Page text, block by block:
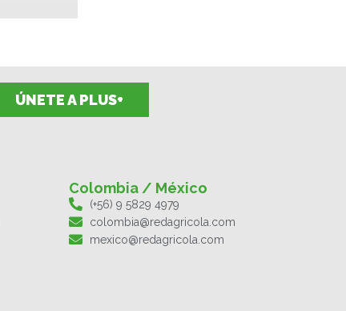
ÚNETE A PLUS+
Colombia / México
(+56) 9 5829 4979
colombia@redagricola.com
mexico@redagricola.com